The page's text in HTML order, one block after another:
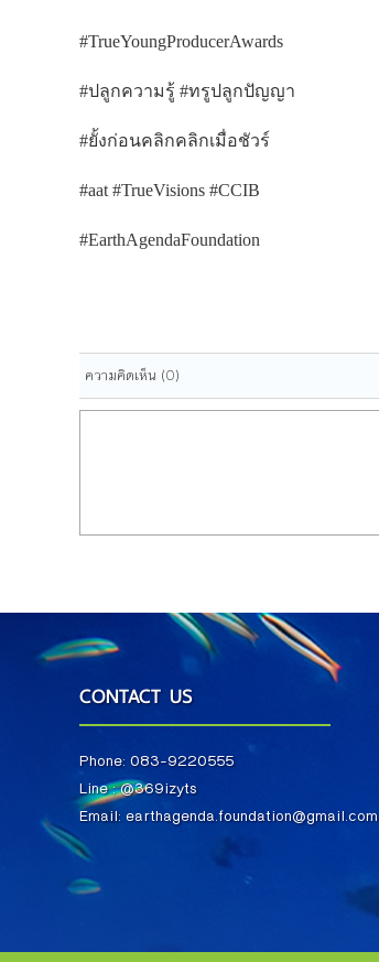
#TrueYoungProducerAwards
#ปลูกความรู้ #ทรูปลูกปัญญา
#ยั้งก่อนคลิกคลิกเมื่อชัวร์
#aat #TrueVisions #CCIB
#EarthAgendaFoundation
ความคิดเห็น (0)
CONTACT US
Phone: 083-9220555
Line :@369izyts
Email: earthagenda.foundation@gmail.com